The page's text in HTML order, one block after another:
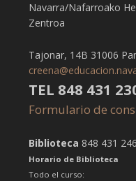
Navarra/Nafarroako
Zentroa
Tajonar, 14B 31006
TEL 848 431
Formulario de
Biblioteca 848 431 246
Horario de Biblioteca
Todo el curso: